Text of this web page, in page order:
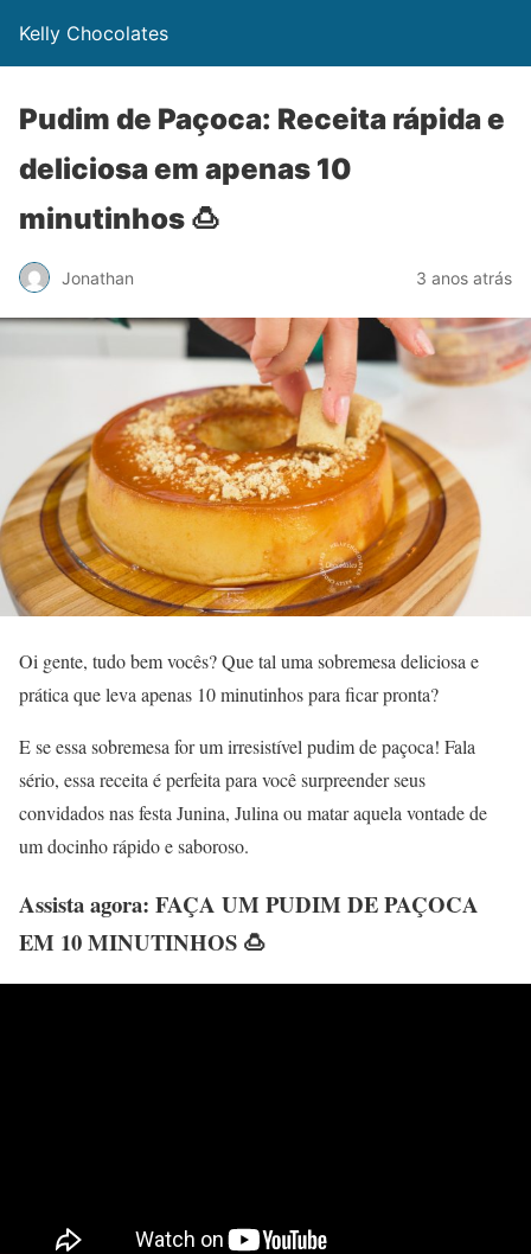
Kelly Chocolates
Pudim de Paçoca: Receita rápida e
deliciosa em apenas 10
minutinhos 🍮
Jonathan 3 anos atrás
Oi gente, tudo bem vocês? Que tal uma sobremesa deliciosa e
prática que leva apenas 10 minutinhos para ficar pronta?
E se essa sobremesa for um irresistível pudim de paçoca! Fala
sério, essa receita é perfeita para você surpreender seus
convidados nas festa Junina, Julina ou matar aquela vontade de
um docinho rápido e saboroso.
Assista agora: FAÇA UM PUDIM DE PAÇOCA
EM 10 MINUTINHOS 🍮